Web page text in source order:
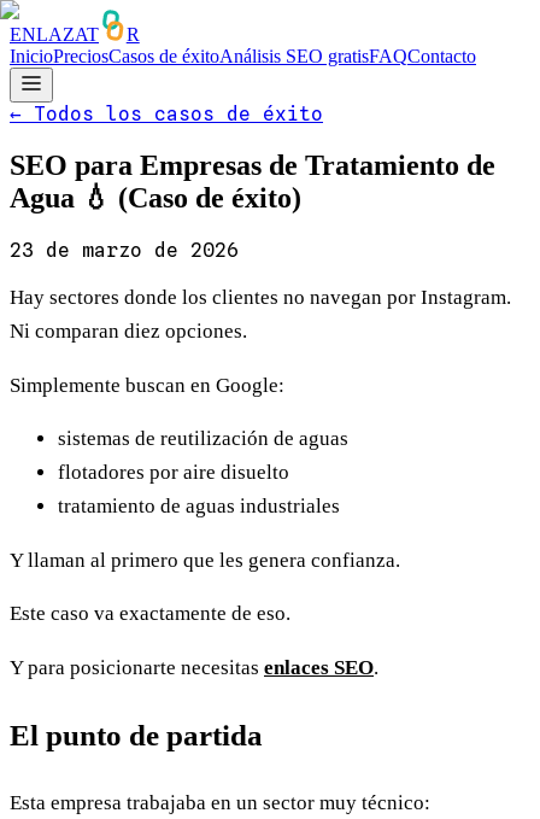
ENLAZAT
R
InicioPreciosCasos de éxitoAnálisis SEO gratisFAQContacto
← Todos los casos de éxito
SEO para Empresas de Tratamiento de
Agua 💧 (Caso de éxito)
23 de marzo de 2026
Hay sectores donde los clientes no navegan por Instagram.
Ni comparan diez opciones.
Simplemente buscan en Google:
sistemas de reutilización de aguas
flotadores por aire disuelto
tratamiento de aguas industriales
Y llaman al primero que les genera confianza.
Este caso va exactamente de eso.
Y para posicionarte necesitas enlaces SEO.
El punto de partida
Esta empresa trabajaba en un sector muy técnico: